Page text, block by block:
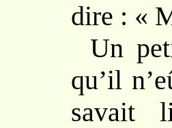
dire : «
Un
qu’il
savait